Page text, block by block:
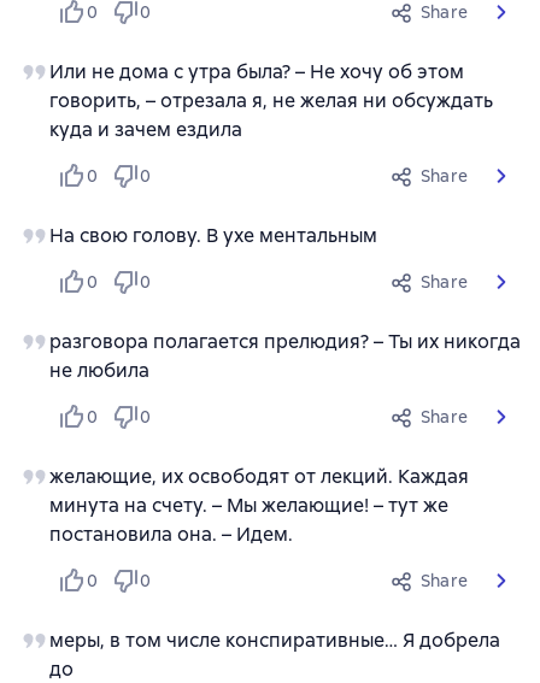
0 0 Share
Или не дома с утра была? – Не хочу об этом
говорить, – отрезала я, не желая ни обсуждать
куда и зачем ездила
0 0 Share
На свою голову. В ухе ментальным
0 0 Share
разговора полагается прелюдия? – Ты их никогда
не любила
0 0 Share
желающие, их освободят от лекций. Каждая
минута на счету. – Мы желающие! – тут же
постановила она. – Идем.
0 0 Share
меры, в том числе конспиративные… Я добрела
до